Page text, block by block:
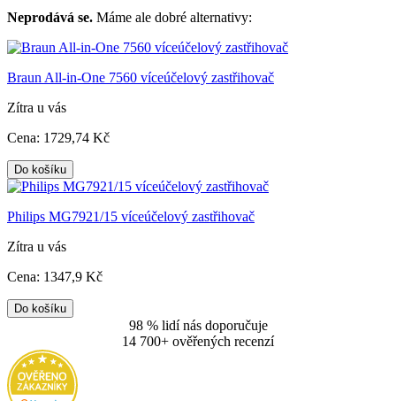
Neprodává se. Máme ale dobré alternativy:
Braun All-in-One 7560 víceúčelový zastřihovač
Zítra u vás
Cena: 1729,74 Kč
Do košíku
Philips MG7921/15 víceúčelový zastřihovač
Zítra u vás
Cena: 1347,9 Kč
Do košíku
98 % lidí nás doporučuje
14 700+ ověřených recenzí